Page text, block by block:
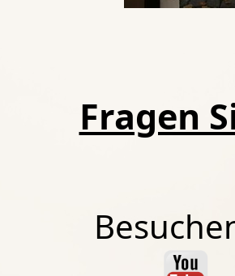
Fragen